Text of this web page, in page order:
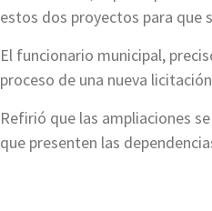
estos dos proyectos para que
El funcionario municipal,
proceso de una nueva
Refirió que las ampliaciones
que presenten las